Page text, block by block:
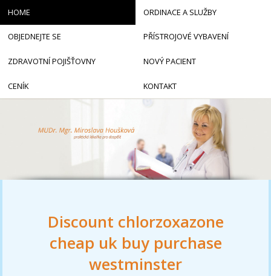
Discount chlorzoxazone
cheap uk buy purchase
westminster
HOME ORDINACE A SLUŽBY
OBJEDNEJTE SE PŘÍSTROJOVÉ VYBAVENÍ
ZDRAVOTNÍ POJIŠŤOVNY NOVÝ PACIENT
CENÍK KONTAKT